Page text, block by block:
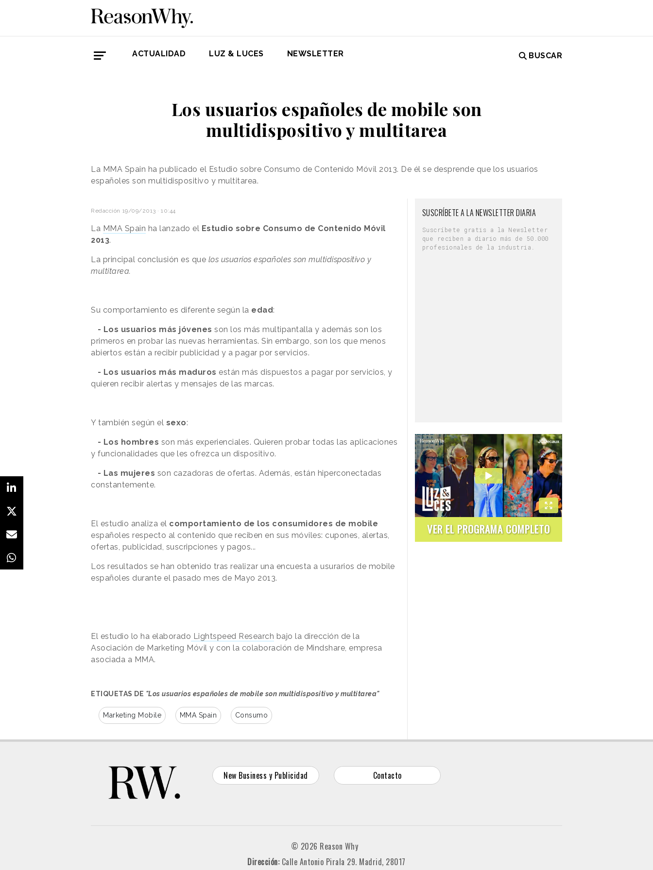
ACTUALIDAD LUZ & LUCES NEWSLETTER BUSCAR
Los usuarios españoles de mobile son
multidispositivo y multitarea
La MMA Spain ha publicado el Estudio sobre Consumo de Contenido Móvil 2013. De él se desprende que los usuarios
españoles son multidispositivo y multitarea.
Redacción 19/09/2013 · 10:44
La MMA Spain ha lanzado el Estudio sobre Consumo de Contenido Móvil
2013.
La principal conclusión es que los usuarios españoles son multidispositivo y
multitarea.
Su comportamiento es diferente según la edad:
- Los usuarios más jóvenes son los más multipantalla y además son los
primeros en probar las nuevas herramientas. Sin embargo, son los que menos
abiertos están a recibir publicidad y a pagar por servicios.
- Los usuarios más maduros están más dispuestos a pagar por servicios, y
quieren recibir alertas y mensajes de las marcas.
Y también según el sexo:
- Los hombres son más experienciales. Quieren probar todas las aplicaciones
y funcionalidades que les ofrezca un dispositivo.
- Las mujeres son cazadoras de ofertas. Además, están hiperconectadas
constantemente.
El estudio analiza el comportamiento de los consumidores de mobile
españoles respecto al contenido que reciben en sus móviles: cupones, alertas,
ofertas, publicidad, suscripciones y pagos...
Los resultados se han obtenido tras realizar una encuesta a usurarios de mobile
españoles durante el pasado mes de Mayo 2013.
El estudio lo ha elaborado Lightspeed Research bajo la dirección de la
Asociación de Marketing Móvil y con la colaboración de Mindshare, empresa
asociada a MMA.
ETIQUETAS DE "Los usuarios españoles de mobile son multidispositivo y multitarea"
Marketing Mobile MMA Spain Consumo
SUSCRÍBETE A LA NEWSLETTER DIARIA
Suscríbete gratis a la Newsletter
que reciben a diario más de 50.000
profesionales de la industria.
VER EL PROGRAMA COMPLETO
New Business y Publicidad Contacto
© 2026 Reason Why
Dirección: Calle Antonio Pirala 29. Madrid, 28017